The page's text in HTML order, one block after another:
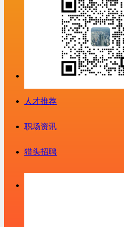
人才推荐
职场资讯
猎头招聘